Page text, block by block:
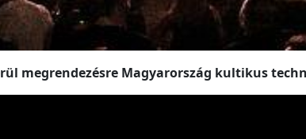
megrendezésre Magyarország kultikus